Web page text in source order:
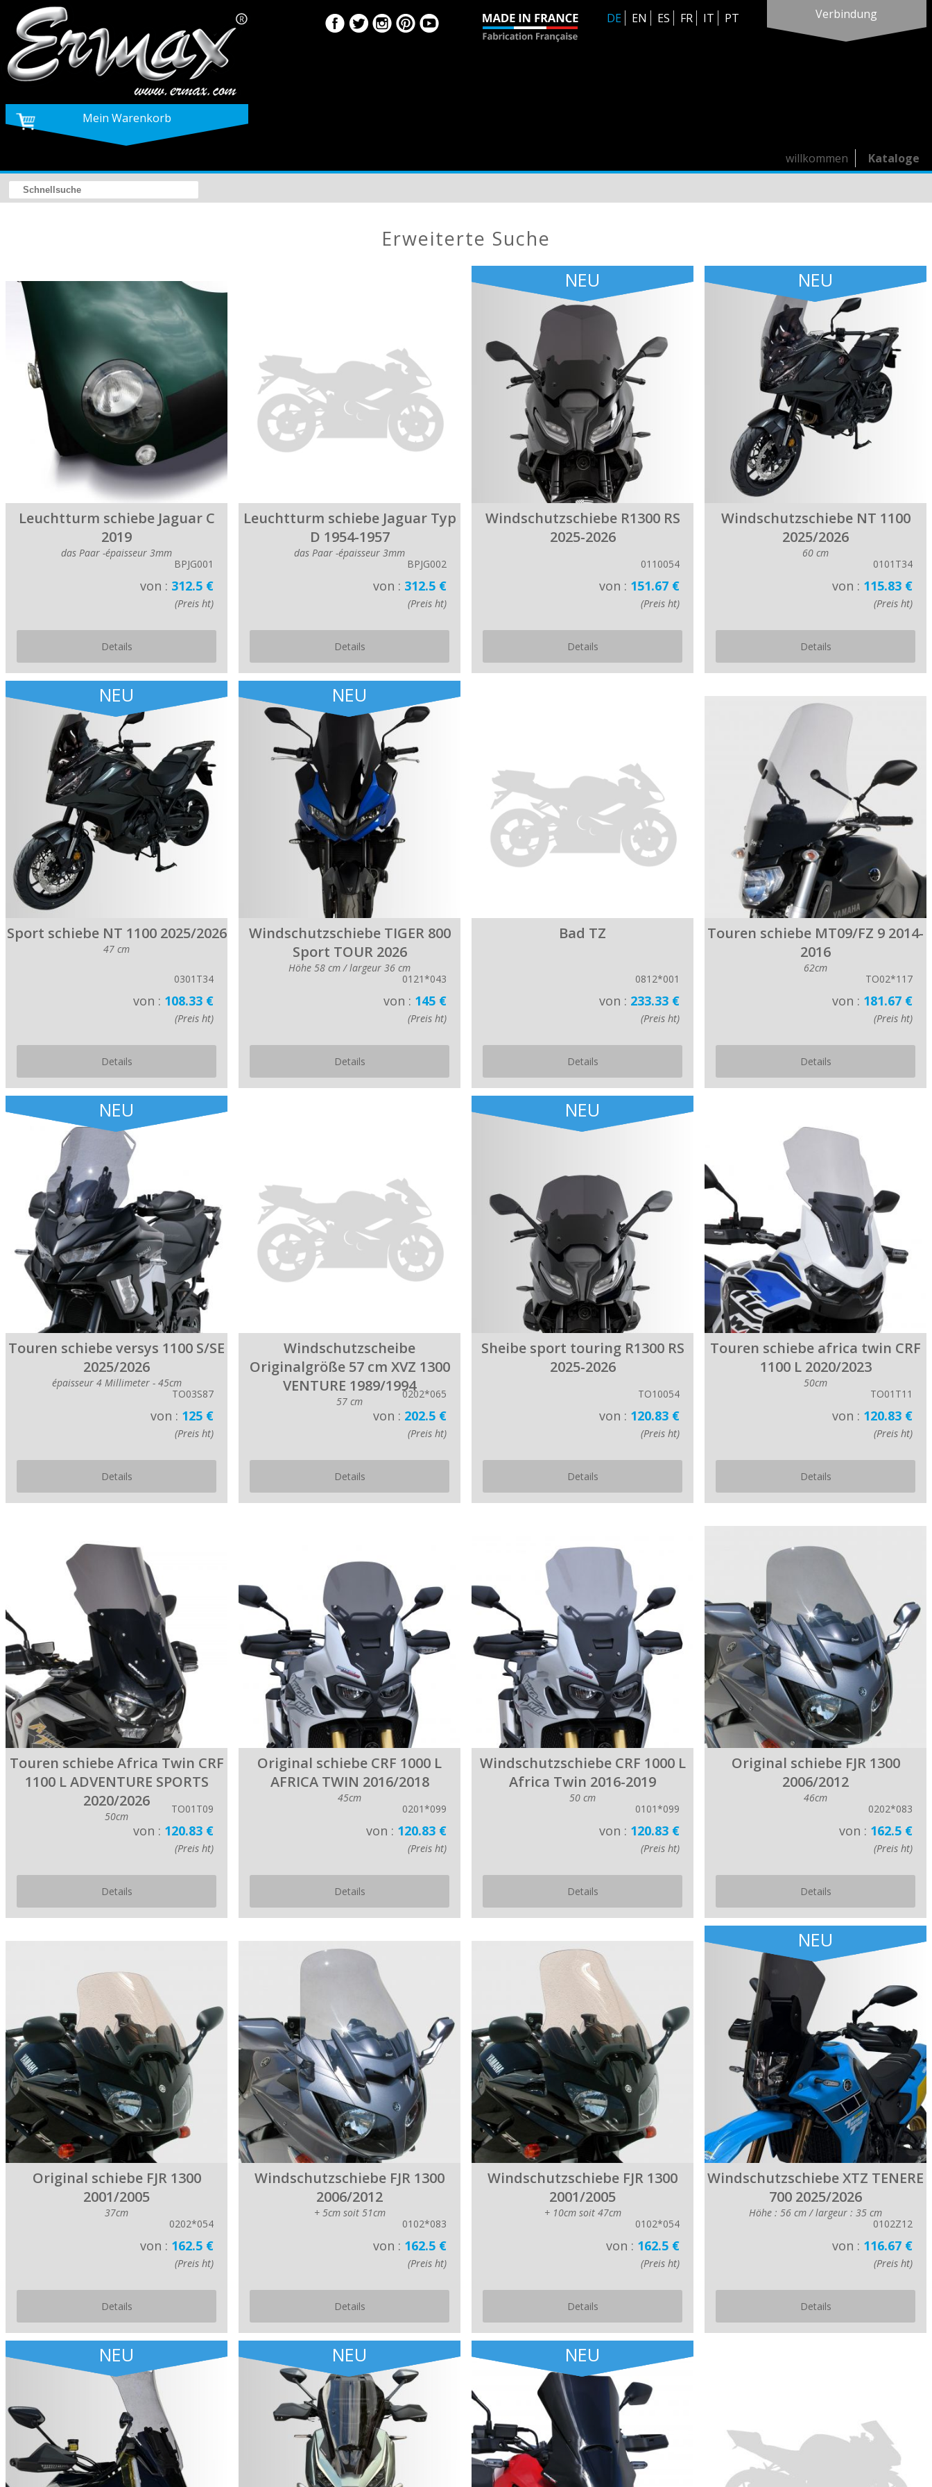
DE EN ES FR IT PT Verbindung
Mein Warenkorb
Kataloge
willkommen
erweiterte Suche
Leuchtturm schiebe Jaguar C
2019
das Paar -épaisseur 3mm
BPJG001
von : 312.5 €
(Preis ht)
Details
Leuchtturm schiebe Jaguar Typ
D 1954-1957
das Paar -épaisseur 3mm
BPJG002
von : 312.5 €
(Preis ht)
Details
NEU
Windschutzschiebe R1300 RS
2025-2026
0110054
von : 151.67 €
(Preis ht)
Details
NEU
Windschutzschiebe NT 1100
2025/2026
60 cm
0101T34
von : 115.83 €
(Preis ht)
Details
NEU
Sport schiebe NT 1100 2025/2026
47 cm
0301T34
von : 108.33 €
(Preis ht)
Details
NEU
Windschutzschiebe TIGER 800
Sport TOUR 2026
Höhe 58 cm / largeur 36 cm
0121*043
von : 145 €
(Preis ht)
Details
Bad TZ
0812*001
von : 233.33 €
(Preis ht)
Details
Touren schiebe MT09/FZ 9 2014-
2016
62cm
TO02*117
von : 181.67 €
(Preis ht)
Details
NEU
Touren schiebe versys 1100 S/SE
2025/2026
épaisseur 4 Millimeter - 45cm
TO03S87
von : 125 €
(Preis ht)
Details
Windschutzscheibe
Originalgröße 57 cm XVZ 1300
VENTURE 1989/1994
57 cm
0202*065
von : 202.5 €
(Preis ht)
Details
NEU
Sheibe sport touring R1300 RS
2025-2026
TO10054
von : 120.83 €
(Preis ht)
Details
Touren schiebe africa twin CRF
1100 L 2020/2023
50cm
TO01T11
von : 120.83 €
(Preis ht)
Details
Touren schiebe Africa Twin CRF
1100 L ADVENTURE SPORTS
2020/2026
50cm
TO01T09
von : 120.83 €
(Preis ht)
Details
Original schiebe CRF 1000 L
AFRICA TWIN 2016/2018
45cm
0201*099
von : 120.83 €
(Preis ht)
Details
Windschutzschiebe CRF 1000 L
Africa Twin 2016-2019
50 cm
0101*099
von : 120.83 €
(Preis ht)
Details
Original schiebe FJR 1300
2006/2012
46cm
0202*083
von : 162.5 €
(Preis ht)
Details
Original schiebe FJR 1300
2001/2005
37cm
0202*054
von : 162.5 €
(Preis ht)
Details
Windschutzschiebe FJR 1300
2006/2012
+ 5cm soit 51cm
0102*083
von : 162.5 €
(Preis ht)
Details
Windschutzschiebe FJR 1300
2001/2005
+ 10cm soit 47cm
0102*054
von : 162.5 €
(Preis ht)
Details
NEU
Windschutzschiebe XTZ TENERE
700 2025/2026
Höhe : 56 cm / largeur : 35 cm
0102Z12
von : 116.67 €
(Preis ht)
Details
NEU NEU NEU